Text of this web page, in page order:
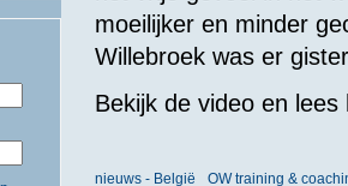
moeilijker en minder
Willebroek was er
Bekijk de video en
nieuws - België OW training &